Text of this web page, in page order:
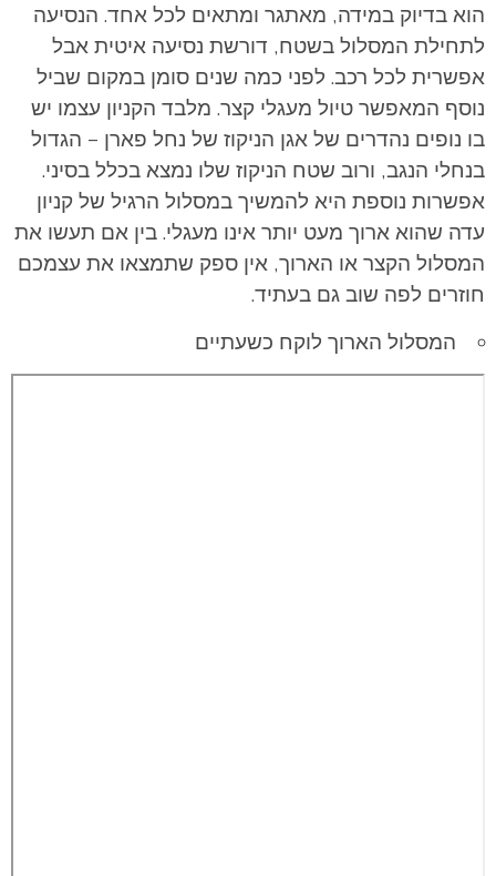
הוא בדיוק במידה, מאתגר ומתאים לכל אחד. הנסיעה
לתחילת המסלול בשטח, דורשת נסיעה איטית אבל
אפשרית לכל רכב. לפני כמה שנים סומן במקום שביל
נוסף המאפשר טיול מעגלי קצר. מלבד הקניון עצמו יש
בו נופים נהדרים של אגן הניקוז של נחל פארן – הגדול
בנחלי הנגב, ורוב שטח הניקוז שלו נמצא בכלל בסיני.
אפשרות נוספת היא להמשיך במסלול הרגיל של קניון
עדה שהוא ארוך מעט יותר אינו מעגלי. בין אם תעשו את
המסלול הקצר או הארוך, אין ספק שתמצאו את עצמכם
חוזרים לפה שוב גם בעתיד.
המסלול הארוך לוקח כשעתיים